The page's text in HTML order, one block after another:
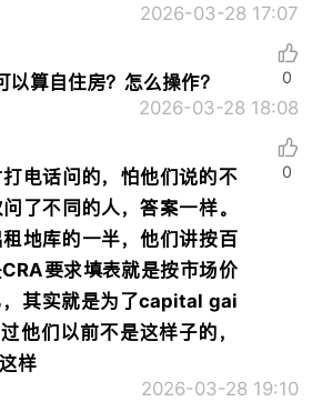
2026-03-28 17:07
以算自住房？怎么操作？
2026-03-28 18:08
0
电话问的，怕他们说的不
了不同的人，答案一样。
地库的一半，他们讲按百
要求填表就是按市场价
，其实就是为了capital gai
他们以前不是这样子的，
样
2026-03-28 19:10
0